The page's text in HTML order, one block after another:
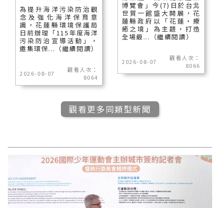
為提升海洋污染防治觀
念及強化海洋保育意
識，花蓮縣環境保護局
日前辦理「115年度海洋
污染防治宣導活動」，
邀集環保...（繼續閱讀）
2026-08-07
觀看人次：
8064
博覽會」今(7)日於台北
世貿一館盛大開展，花
蓮縣政府以「花蓮‧療
癒之境」為主題，打造
全場最...（繼續閱讀）
2026-08-07
觀看人次：
8066
觀看更多同類型新聞